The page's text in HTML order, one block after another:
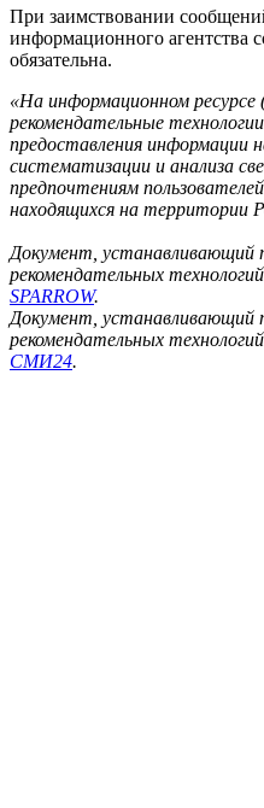
При заимствовании
информационного агентства
обязательна.
«На информационном
рекомендательные
предоставления информации
систематизации и анализа
предпочтениям
находящихся на территории
Документ, устанавливающий
рекомендательных
SPARROW.
Документ, устанавливающий
рекомендательных
СМИ24.